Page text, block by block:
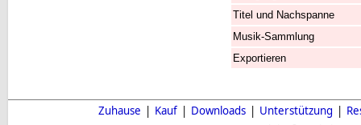
Titel und Nachspanne
Musik-Sammlung
Exportieren
Zuhause | Kauf | Downloads | Unterstützung |